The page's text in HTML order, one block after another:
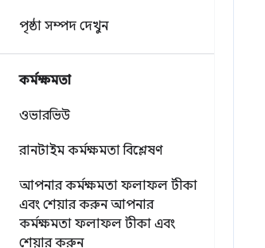
পৃষ্ঠা সম্পদ দেখুন
কর্মক্ষমতা
ওভারভিউ
রানটাইম কর্মক্ষমতা বিশ্লেষণ
আপনার কর্মক্ষমতা ফলাফল টীকা
এবং শেয়ার করুনআপনার
কর্মক্ষমতা ফলাফল টীকা এবং
শেয়ার করুন